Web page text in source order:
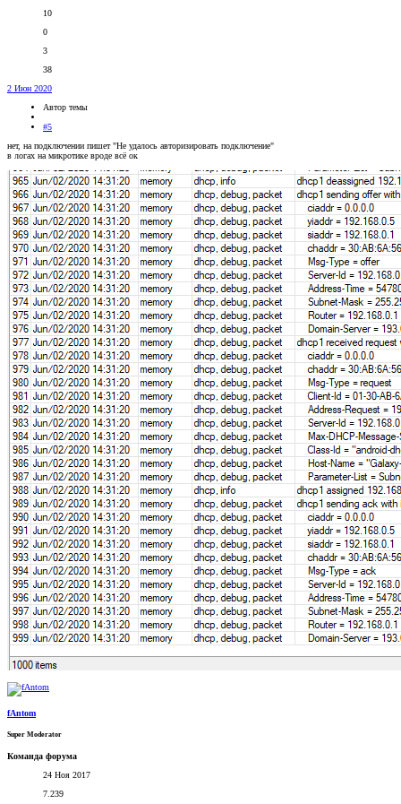
10
0
3
38
2 Июн 2020
Автор темы
#5
нет, на подключении пишет "Не удалось авторизировать подключение"
в логах на микротике вроде всё ок
fAntom
Super Moderator
Команда форума
24 Ноя 2017
7.239